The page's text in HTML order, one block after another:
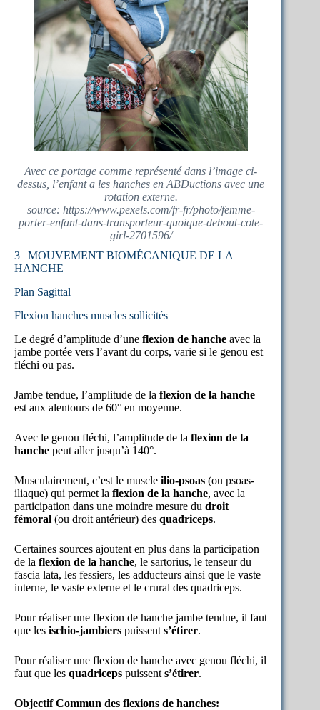
Avec ce portage comme représenté dans l’image ci-
dessus, l’enfant a les hanches en ABDuctions avec une
rotation externe.
source: https://www.pexels.com/fr-fr/photo/femme-
porter-enfant-dans-transporteur-quoique-debout-cote-
girl-2701596/
3 | MOUVEMENT BIOMÉCANIQUE DE LA
HANCHE
Plan Sagittal
Flexion hanches muscles sollicités
Le degré d’amplitude d’une flexion de hanche avec la
jambe portée vers l’avant du corps, varie si le genou est
fléchi ou pas.
Jambe tendue, l’amplitude de la flexion de la hanche
est aux alentours de 60° en moyenne.
Avec le genou fléchi, l’amplitude de la flexion de la
hanche peut aller jusqu’à 140°.
Musculairement, c’est le muscle ilio-psoas (ou psoas-
iliaque) qui permet la flexion de la hanche, avec la
participation dans une moindre mesure du droit
fémoral (ou droit antérieur) des quadriceps.
Certaines sources ajoutent en plus dans la participation
de la flexion de la hanche, le sartorius, le tenseur du
fascia lata, les fessiers, les adducteurs ainsi que le vaste
interne, le vaste externe et le crural des quadriceps.
Pour réaliser une flexion de hanche jambe tendue, il faut
que les ischio-jambiers puissent s’étirer.
Pour réaliser une flexion de hanche avec genou fléchi, il
faut que les quadriceps puissent s’étirer.
Objectif Commun des flexions de hanches: